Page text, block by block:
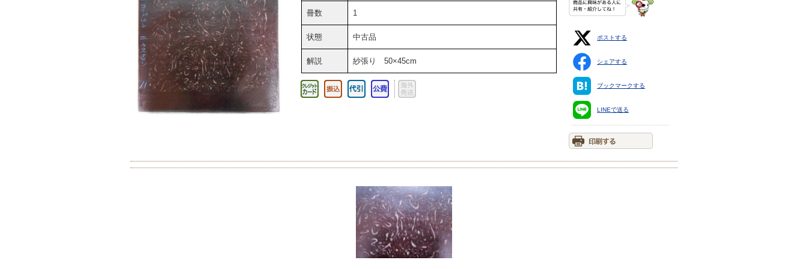
冊数 1
状態 中古品
解説 紗張り 50×45cm
ポストする
シェアする
ブックマークする
LINEで送る